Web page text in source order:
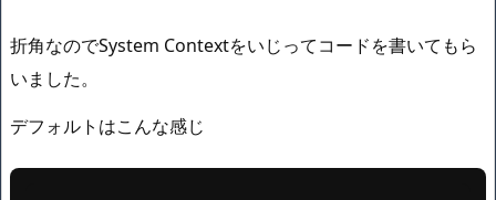
折角なのでSystem Contextをいじってコードを書いてもら
いました。
デフォルトはこんな感じ